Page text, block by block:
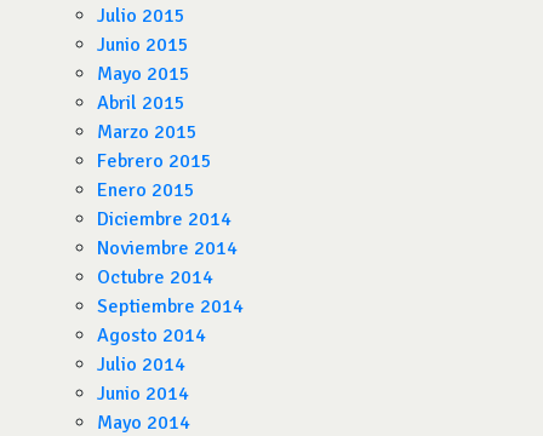
Julio 2015
Junio 2015
Mayo 2015
Abril 2015
Marzo 2015
Febrero 2015
Enero 2015
Diciembre 2014
Noviembre 2014
Octubre 2014
Septiembre 2014
Agosto 2014
Julio 2014
Junio 2014
Mayo 2014